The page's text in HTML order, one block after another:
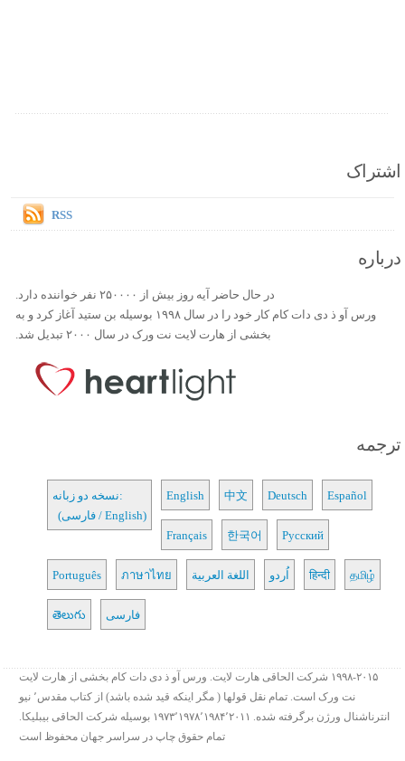
اشتراک
RSS
درباره
در حال حاضر آیه روز بیش از ۲۵۰۰۰۰ نفر خواننده دارد.
ورس آو ذ دی دات کام کار خود را در سال ۱۹۹۸ بوسیله بن ستید آغاز کرد و به
بخشی از هارت لایت نت ورک در سال ۲۰۰۰ تبدیل شد.
ترجمه
نسخه دو زبانه:
(فارسی / English)
English 中文 Deutsch Español
Français 한국어 Русский
Português ภาษาไทย اللغة العربية اُردو हिन्दी தமிழ்
తెలుగు فارسی
۱۹۹۸-۲۰۱۵ شرکت الحاقی هارت لایت. ورس آو ذ دی دات کام بخشی از هارت لایت
نت ورک است. تمام نقل قولها ( مگر اینکه قید شده باشد) از کتاب مقدس٬ نیو
انترناشنال ورژن برگرفته شده. ۱۹۷۳٬۱۹۷۸٬۱۹۸۴٬۲۰۱۱ بوسیله شرکت الحاقی بیبلیکا.
تمام حقوق چاپ در سراسر جهان محفوظ است